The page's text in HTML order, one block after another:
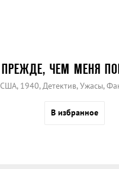
ПРЕЖДЕ, ЧЕМ МЕНЯ
США, 1940, Детектив, Ужасы,
В избранное